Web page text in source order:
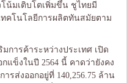
น้มเติบโตเพิ่มขึ้น ชูไทยมี
คโนโลยีการผลิตทันสมัยตาม
การค้าระหว่างประเทศ เปิด
แข็งในปี 2564 นี้ คาดว่ายังคง
รส่งออกอยู่ที่ 140,256.75 ล้าน